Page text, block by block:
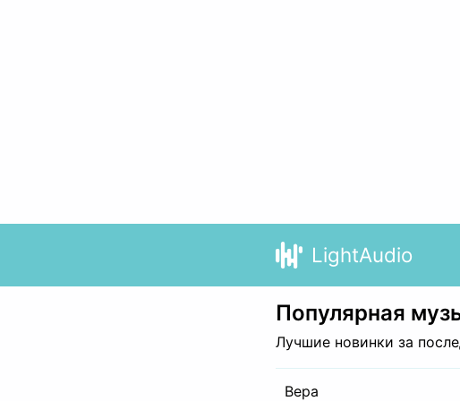
LightAudio
Популярная
Лучшие новинки за
Вера